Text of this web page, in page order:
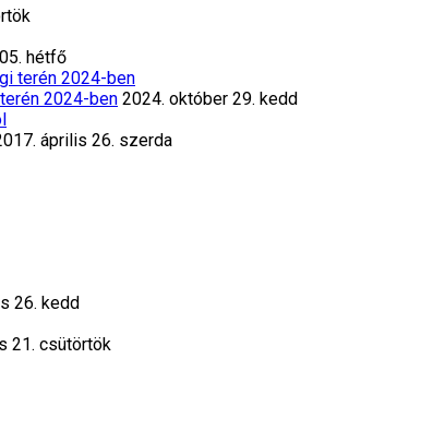
hétfő
2024-ben 2024. október 29. kedd
április 26. szerda
26. kedd
21. csütörtök